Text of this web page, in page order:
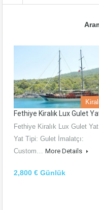
Fethiye Kiralık Lux Gulet
Fethiye Kiralık Lux Gulet Yat
Yat Tipi: Gulet İmalatçı:
Custom… More Details
2,800 € Günlük